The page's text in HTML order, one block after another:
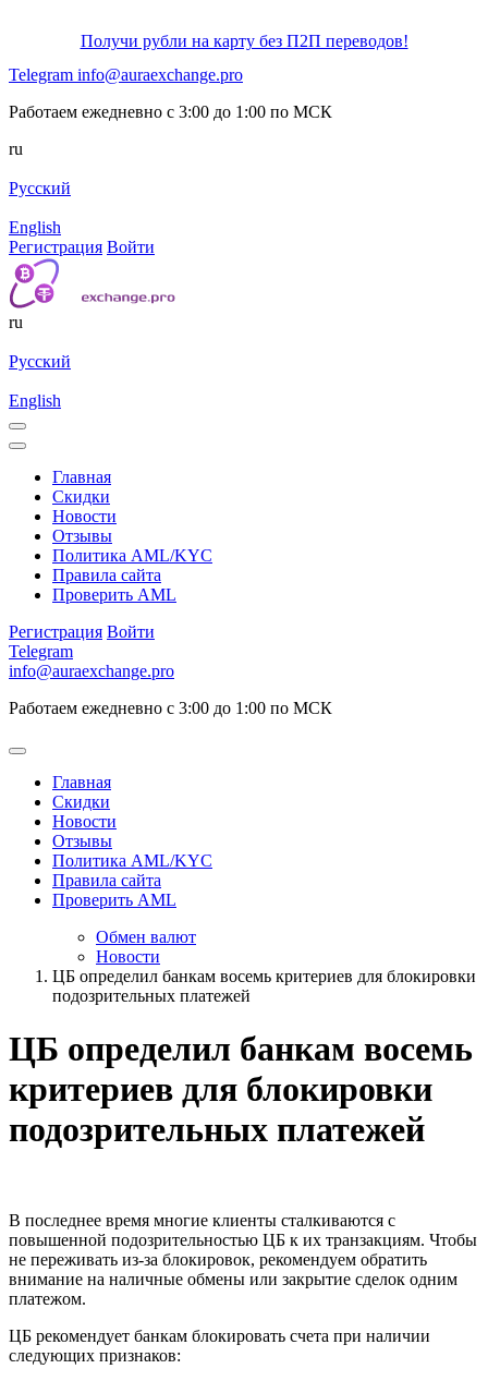
Получи рубли на карту без П2П переводов!
Telegram info@auraexchange.pro
Работаем ежедневно с 3:00 до 1:00 по МСК
ru
Русский
English
Регистрация Войти
ru
Русский
English
Главная
Скидки
Новости
Отзывы
Политика AML/KYC
Правила сайта
Проверить AML
Регистрация Войти
Telegram
info@auraexchange.pro
Работаем ежедневно с 3:00 до 1:00 по МСК
Главная
Скидки
Новости
Отзывы
Политика AML/KYC
Правила сайта
Проверить AML
Обмен валют
Новости
ЦБ определил банкам восемь критериев для блокировки
подозрительных платежей
ЦБ определил банкам восемь
критериев для блокировки
подозрительных платежей
В последнее время многие клиенты сталкиваются с
повышенной подозрительностью ЦБ к их транзакциям. Чтобы
не переживать из-за блокировок, рекомендуем обратить
внимание на наличные обмены или закрытие сделок одним
платежом.
ЦБ рекомендует банкам блокировать счета при наличии
следующих признаков: